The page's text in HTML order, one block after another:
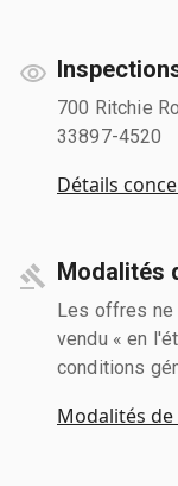
700 Ritchie
33897-4520
Détails
Modalités
Les offres ne
vendu « en
conditions
Modalités